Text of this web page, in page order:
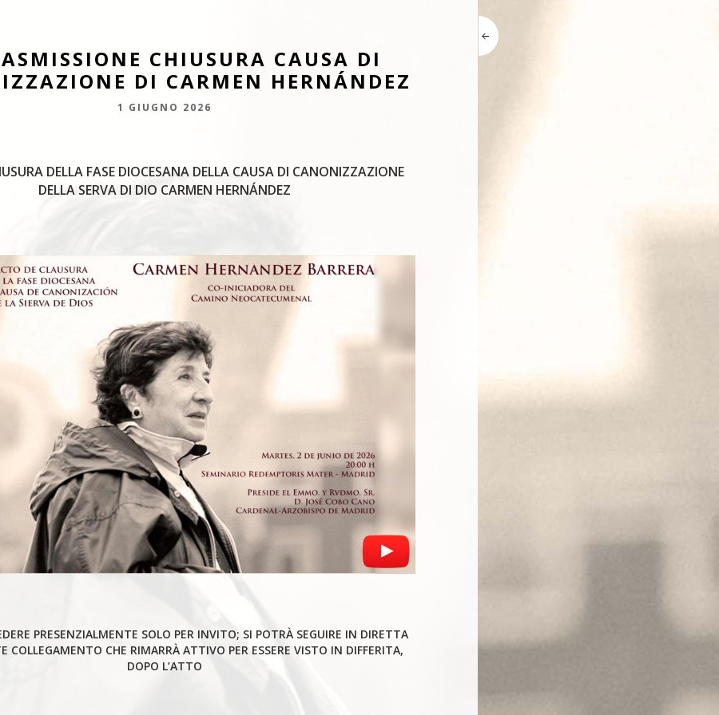
CHIUSURA CAUSA DI
DI CARMEN HERNÁNDEZ
1 GIUGNO 2026
DELLA FASE DIOCESANA DELLA CAUSA DI CANONIZZAZIONE
DELLA SERVA DI DIO CARMEN HERNÁNDEZ
PRESENZIALMENTE SOLO PER INVITO; SI POTRÀ SEGUIRE IN DIRETTA
COLLEGAMENTO CHE RIMARRÀ ATTIVO PER ESSERE VISTO IN DIFFERITA,
DOPO L’ATTO